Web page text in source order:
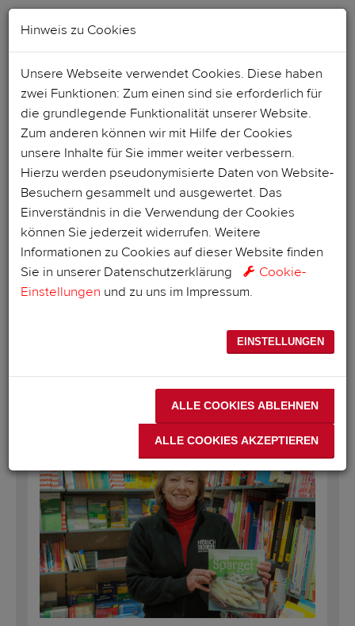
Hinweis zu Cookies
Unsere Webseite verwendet Cookies. Diese haben
zwei Funktionen: Zum einen sind sie erforderlich für
die grundlegende Funktionalität unserer Website.
Zum anderen können wir mit Hilfe der Cookies
unsere Inhalte für Sie immer weiter verbessern.
Hierzu werden pseudonymisierte Daten von Website-
Besuchern gesammelt und ausgewertet. Das
Einverständnis in die Verwendung der Cookies
können Sie jederzeit widerrufen. Weitere
Informationen zu Cookies auf dieser Website finden
Sie in unserer Datenschutzerklärung
Cookie-
Einstellungen und zu uns im Impressum.
EINSTELLUNGEN
ALLE COOKIES ABLEHNEN
ALLE COOKIES AKZEPTIEREN